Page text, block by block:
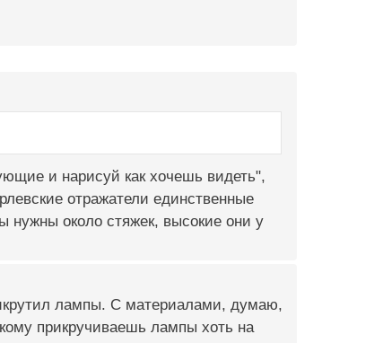
и нарисуй как хочешь видеть",
отражатели единственные
нужны около стяжек, высокие они у
лампы. С материалами, думаю,
прикручиваешь лампы хоть на